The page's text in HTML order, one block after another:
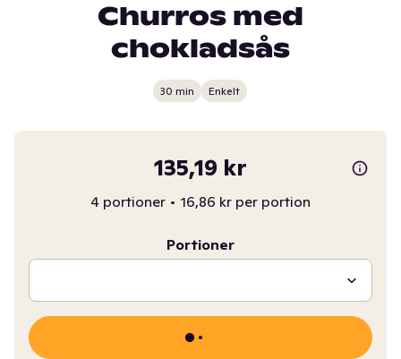
Churros med
chokladsås
30 min Enkelt
135,19 kr
4 portioner • 16,86 kr per portion
Portioner